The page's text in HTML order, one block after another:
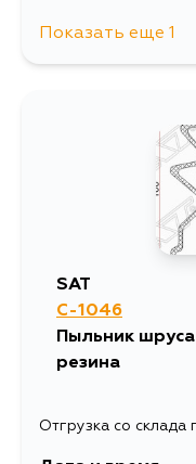
Показать еще 1
SAT
C-1046
Пыльник
резина
Отгрузка со склада